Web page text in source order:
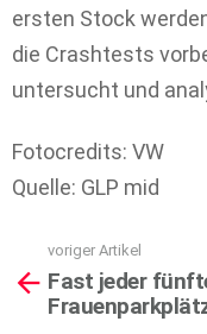
ersten Stock
die Crashtests
untersucht und
Fotocredits: VW
Quelle: GLP mid
more
voriger Artikel
Fast jeder